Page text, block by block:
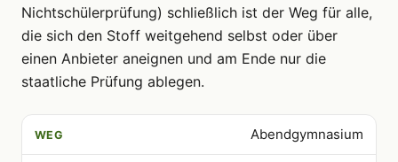
Nichtschülerprüfung) schließlich ist der Weg für alle,
die sich den Stoff weitgehend selbst oder über
einen Anbieter aneignen und am Ende nur die
staatliche Prüfung ablegen.
WEG LERNORTAbendgymnasium